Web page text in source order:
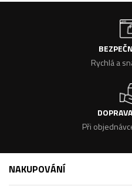
Rychlá a
Při
NAKUPOVÁNÍ